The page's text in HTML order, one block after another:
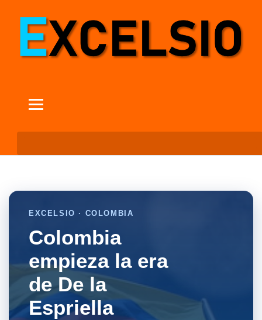
EXCELSIO · COLOMBIA
Colombia
empieza la era
de De la
Espriella